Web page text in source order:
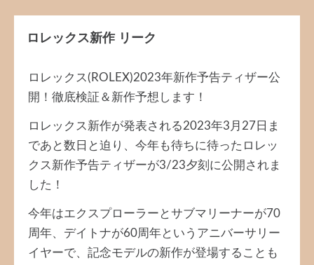
ロレックス新作 リーク
ロレックス(ROLEX)2023年新作予告ティザー公
開！徹底検証＆新作予想します！
ロレックス新作が発表される2023年3月27日ま
であと数日と迫り、今年も待ちに待ったロレッ
クス新作予告ティザーが3/23夕刻に公開されま
した！
今年はエクスプローラーとサブマリーナーが70
周年、デイトナが60周年というアニバーサリー
イヤーで、記念モデルの新作が登場することも